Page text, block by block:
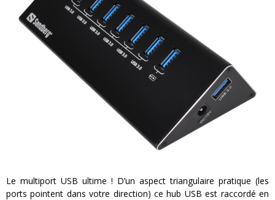
« Dr Wertham / L’homme qui étudia les tueurs en série » - Un Métier à Risque !
Assassin's Creed Black Flag Resynced
Yoshi and the mysterious book
Le multiport USB ultime ! D’un aspect triangulaire pratique (les
ports pointent dans votre direction) ce hub USB est raccordé en